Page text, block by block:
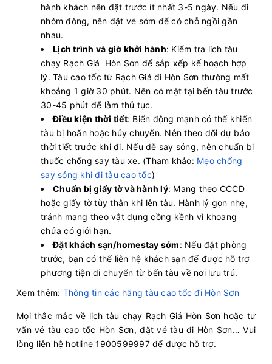
hành khách nên đặt trước ít nhất 3-5 ngày. Nếu đi
nhóm đông, nên đặt vé sớm để có chỗ ngồi gần
nhau.
Lịch trình và giờ khởi hành: Kiểm tra lịch tàu
chạy Rạch Giá Hòn Sơn để sắp xếp kế hoạch hợp
lý. Tàu cao tốc từ Rạch Giá đi Hòn Sơn thường mất
khoảng 1 giờ 30 phút. Nên có mặt tại bến tàu trước
30-45 phút để làm thủ tục.
Điều kiện thời tiết: Biển động mạnh có thể khiến
tàu bị hoãn hoặc hủy chuyến. Nên theo dõi dự báo
thời tiết trước khi đi. Nếu dễ say sóng, nên chuẩn bị
thuốc chống say tàu xe. (Tham khảo: Mẹo chống
say sóng khi đi tàu cao tốc)
Chuẩn bị giấy tờ và hành lý: Mang theo CCCD
hoặc giấy tờ tùy thân khi lên tàu. Hành lý gọn nhẹ,
tránh mang theo vật dụng cồng kềnh vì khoang
chứa có giới hạn.
Đặt khách sạn/homestay sớm: Nếu đặt phòng
trước, bạn có thể liên hệ khách sạn để được hỗ trợ
phương tiện di chuyển từ bến tàu về nơi lưu trú.
Xem thêm: Thông tin các hãng tàu cao tốc đi Hòn Sơn
Mọi thắc mắc về lịch tàu chạy Rạch Giá Hòn Sơn hoặc tư
vấn vé tàu cao tốc Hòn Sơn, đặt vé tàu đi Hòn Sơn… Vui
lòng liên hệ hotline 1900599997 để được hỗ trợ.